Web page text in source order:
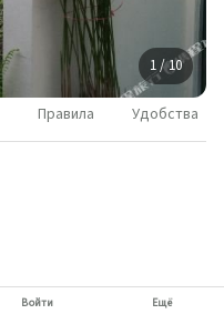
1 / 10
Правила Удобства
Войти Ещё